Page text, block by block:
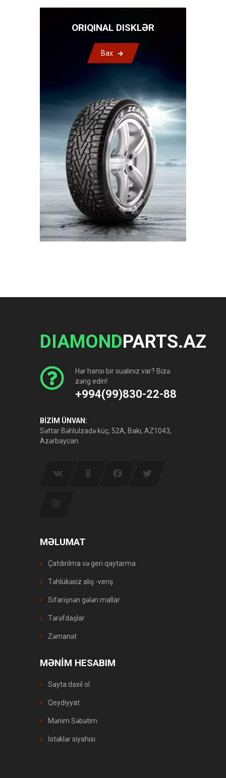
ORIQINAL DISKLƏR
Bax
DIAMONDPARTS.AZ
Hər hansı bir sualınız var? Bizə
zəng edin!
+994(99)830-22-88
BİZİM ÜNVAN:
Səttar Bəhlulzadə küç, 52A, Bakı, AZ1043,
Azərbaycan.
MƏLUMAT
Çatdırılma və geri qaytarma
Təhlükəsiz alış -veriş
Sifarişnən gələn mallar
Tərəfdaşlar
Zəmanət
MƏNİM HESABIM
Sayta daxil ol
Qeydiyyat
Mənim Səbətim
İstəklər siyahısı